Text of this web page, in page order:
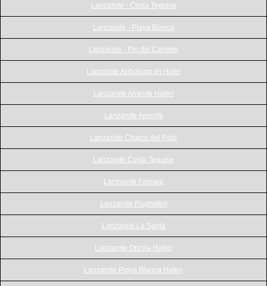
Lanzarote - Costa Teguise
Lanzarote - Playa Blanca
Lanzarote - Pto.del Carmen
Lanzarote Abholung im Hotel
Lanzarote Arrecife Hafen
Lanzarote Arrecife
Lanzarote Charco del Palo
Lanzarote Costa Teguise
Lanzarote Famara
Lanzarote Flughafen
Lanzarote La Santa
Lanzarote Orzola Hafen
Lanzarote Playa Blanca Hafen